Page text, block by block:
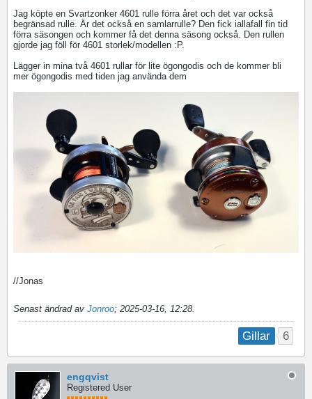
Jag köpte en Svartzonker 4601 rulle förra året och det var också
begränsad rulle. Är det också en samlarrulle? Den fick iallafall fin tid
förra säsongen och kommer få det denna säsong också. Den rullen
gjorde jag föll för 4601 storlek/modellen :P.
Lägger in mina två 4601 rullar för lite ögongodis och de kommer bli
mer ögongodis med tiden jag använda dem
//Jonas
Senast ändrad av Jonroo; 2025-03-16, 12:28
Gillar 6
engqvist
Registered User